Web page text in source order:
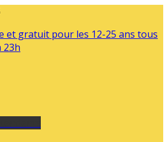
et gratuit pour les 12-25 ans tous
23h